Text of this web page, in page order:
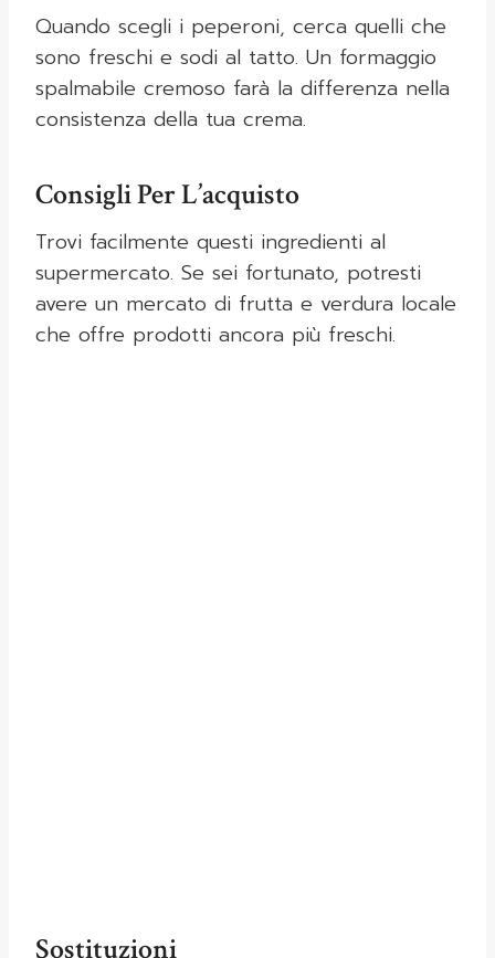
Quando scegli i peperoni, cerca quelli che
sono freschi e sodi al tatto. Un formaggio
spalmabile cremoso farà la differenza nella
consistenza della tua crema.
Consigli Per L’acquisto
Trovi facilmente questi ingredienti al
supermercato. Se sei fortunato, potresti
avere un mercato di frutta e verdura locale
che offre prodotti ancora più freschi.
Sostituzioni